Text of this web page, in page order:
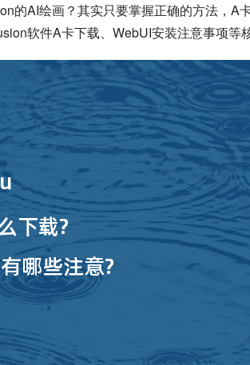
的AI绘画？其实只要掌握正确的方法，A
软件A卡下载、WebUI安装注意事项等